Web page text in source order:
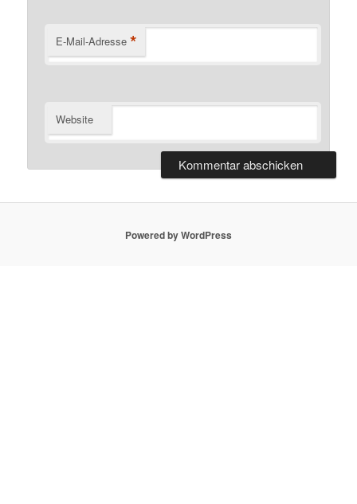
E-Mail-Adresse *
Website
Powered by WordPress